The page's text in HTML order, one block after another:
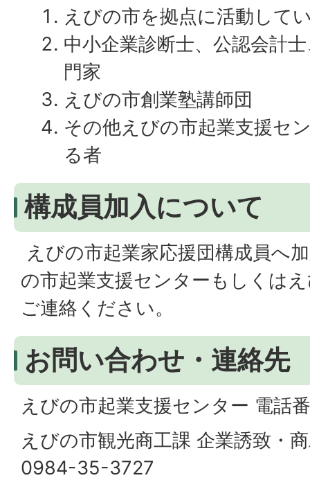
えびの市を拠点に活動して
中小企業診断士、公認会計
門家
えびの市創業塾講師団
その他えびの市起業支援セ
る者
構成員加入について
えびの市起業家応援団構成員へ
の市起業支援センターもしくは
ご連絡ください。
お問い合わせ・連絡先
えびの市起業支援センター 電話
えびの市観光商工課 企業誘致・
0984-35-3727